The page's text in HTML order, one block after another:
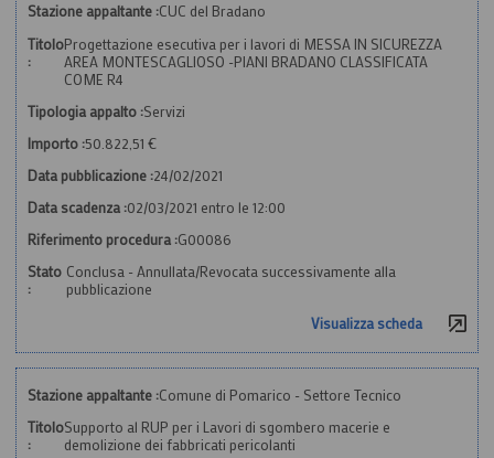
Stazione appaltante :CUC del Bradano
Titolo
:
Progettazione esecutiva per i lavori di MESSA IN SICUREZZA
AREA MONTESCAGLIOSO -PIANI BRADANO CLASSIFICATA
COME R4
Tipologia appalto :Servizi
Importo :50.822,51 €
Data pubblicazione :24/02/2021
Data scadenza :02/03/2021 entro le 12:00
Riferimento procedura :G00086
Stato
:
Conclusa - Annullata/Revocata successivamente alla
pubblicazione
Visualizza scheda
Stazione appaltante :Comune di Pomarico - Settore Tecnico
Titolo
:
Supporto al RUP per i Lavori di sgombero macerie e
demolizione dei fabbricati pericolanti